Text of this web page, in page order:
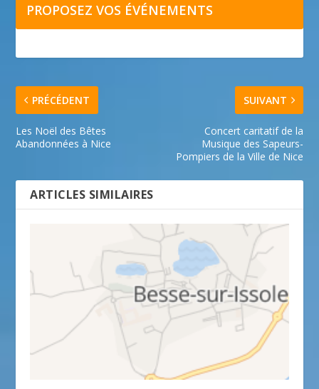
PROPOSEZ VOS ÉVÉNEMENTS
PRÉCÉDENT
Les Noël des Bêtes
Abandonnées à Nice
SUIVANT
Concert caritatif de la
Musique des Sapeurs-
Pompiers de la Ville de Nice
ARTICLES SIMILAIRES